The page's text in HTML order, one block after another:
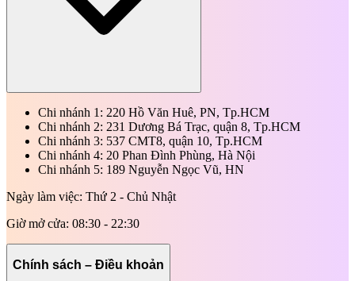
Chi nhánh 1: 220 Hồ Văn Huê, PN, Tp.HCM
Chi nhánh 2: 231 Dương Bá Trạc, quận 8, Tp.HCM
Chi nhánh 3: 537 CMT8, quận 10, Tp.HCM
Chi nhánh 4: 20 Phan Đình Phùng, Hà Nội
Chi nhánh 5: 189 Nguyễn Ngọc Vũ, HN
Ngày làm việc: Thứ 2 - Chủ Nhật
Giờ mở cửa: 08:30 - 22:30
Chính sách – Điều khoản